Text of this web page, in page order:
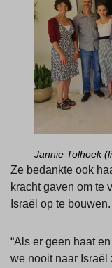
Jannie Tolhoek
Ze bedankte ook
kracht gaven om te
Israël op te bouwen.
“Als er geen haat
we nooit naar